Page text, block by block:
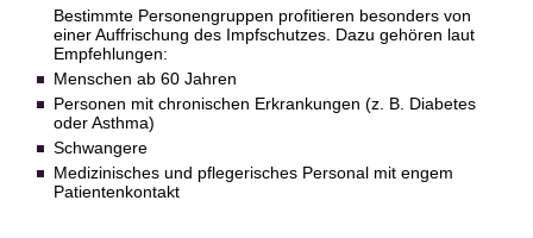
Bestimmte Personengruppen profitieren besonders von
einer Auffrischung des Impfschutzes. Dazu gehören laut
Empfehlungen:
Menschen ab 60 Jahren
Personen mit chronischen Erkrankungen (z. B. Diabetes
oder Asthma)
Schwangere
Medizinisches und pflegerisches Personal mit engem
Patientenkontakt